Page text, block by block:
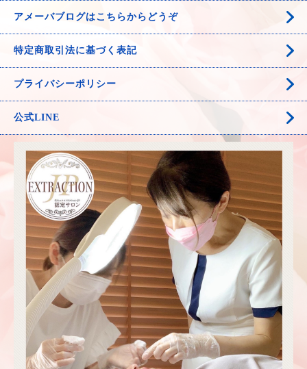
アメーバブログはこちらからどうぞ
特定商取引法に基づく表記
プライバシーポリシー
公式LINE